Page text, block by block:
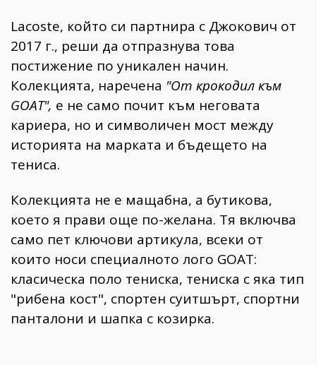
Lacoste, който си партнира с Джокович от
2017 г., реши да отпразнува това
постижение по уникален начин.
Колекцията, наречена "От крокодил към
GOAT", е не само почит към неговата
кариера, но и символичен мост между
историята на марката и бъдещето на
тениса.
Колекцията не е мащабна, а бутикова,
което я прави още по-желана. Тя включва
само пет ключови артикула, всеки от
които носи специалното лого GOAT:
класическа поло тениска, тениска с яка тип
"рибена кост", спортен суитшърт, спортни
панталони и шапка с козирка.